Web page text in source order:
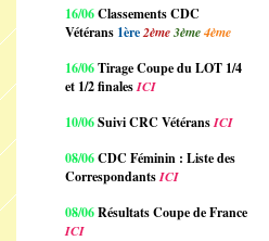
16/06Classements CDC
Vétérans 1ère2ème3ème4ème
16/06Tirage Coupe du LOT 1/4
et 1/2 finalesICI
10/06Suivi CRC VétéransICI
08/06CDC Féminin : Liste des
CorrespondantsICI
08/06Résultats Coupe de France
ICI